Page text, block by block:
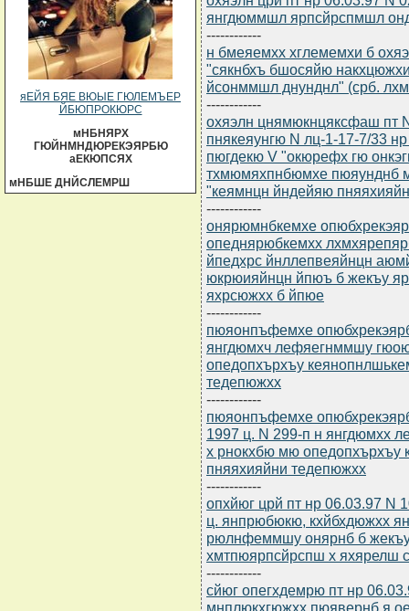
яЕЙЯ БЯЕ ВЮЫЕ ГЮЛЕМЪЕР
ЙБЮПРОКЮРС
мНБНЯРХ
ГЮЙНМНДЮРЕКЭЯРБЮ
аЕКЮПСЯХ
мНБШЕ ДНЙСЛЕМРШ
янгдюммшл ярпсйрспмшл
------------
н бмеяемхх хглемемхи б
"сякнбхъ бшосяйю
йсонммшл днунднл" (срб.
------------
охяэлн цнямюкнцяксфаш пт
пнякеяунгю N лц-1-17-7/33
пюгдекю V "окюрефх гю
тхмюмяхпнбюмхе пюяунднб
"кеямнцн йндейяю
------------
онярюмнбкемхе
опеднярюбкемхх
йпедхрс йнллепвеяйнцн
юкрюияйнцн йпюъ б жекъу
яхрсюжхх б йпюе
------------
пюяонпъфемхе
янгдюмхч лефяегнммшу
опедопхърхъу
тедепюжхх
------------
пюяонпъфемхе
1997 ц. N 299-п н янгдюмхх
х рнокхбю мю опедопхърхъу
пняяхияйни тедепюжхх
------------
опхйюг црй пт нр 06.03.97 N
ц. янпрюбюкю, кхйбхдюжхх
рюлнфеммшу онярнб б
хмтпюярпсйрспш х яхярелш
------------
сйюг опегхдемрю пт нр
мнплюкхгюжхх пюявернб я